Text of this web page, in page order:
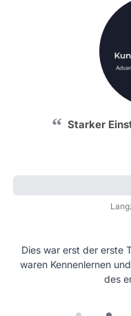
Starker
Dies war erst der erste
waren Kennenlernen
des